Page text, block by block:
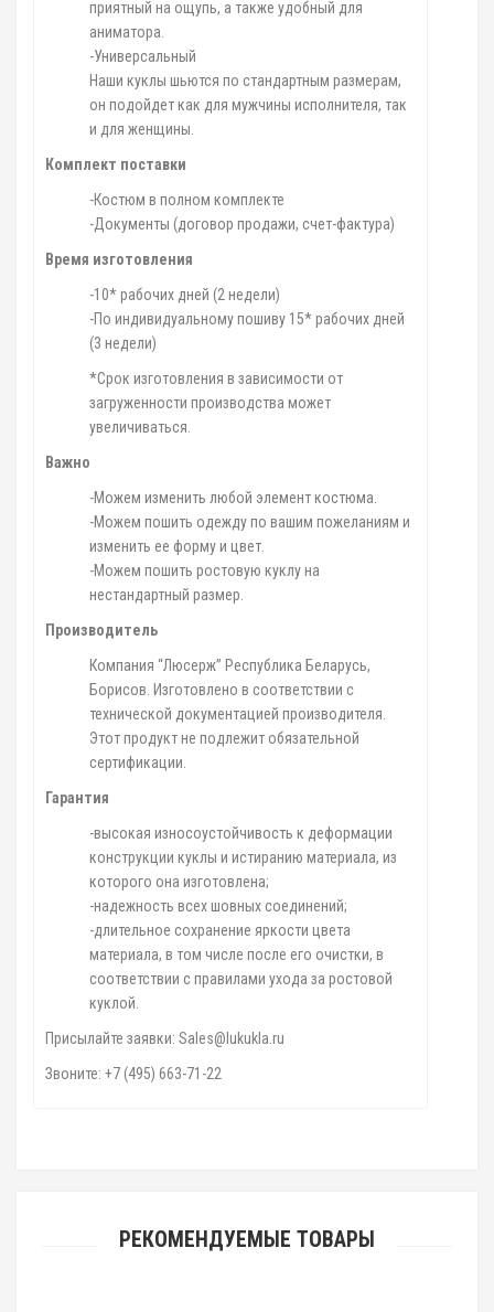
приятный на ощупь, а также удобный для
аниматора.
-Универсальный
Наши куклы шьются по стандартным размерам,
он подойдет как для мужчины исполнителя, так
и для женщины.
Комплект поставки
-Костюм в полном комплекте
-Документы (договор продажи, счет-фактура)
Время изготовления
-10* рабочих дней (2 недели)
-По индивидуальному пошиву 15* рабочих дней
(3 недели)
*Срок изготовления в зависимости от
загруженности производства может
увеличиваться.
Важно
-Можем изменить любой элемент костюма.
-Можем пошить одежду по вашим пожеланиям и
изменить ее форму и цвет.
-Можем пошить ростовую куклу на
нестандартный размер.
Производитель
Компания “Люсерж” Республика Беларусь,
Борисов. Изготовлено в соответствии с
технической документацией производителя.
Этот продукт не подлежит обязательной
сертификации.
Гарантия
-высокая износоустойчивость к деформации
конструкции куклы и истиранию материала, из
которого она изготовлена;
-надежность всех шовных соединений;
-длительное сохранение яркости цвета
материала, в том числе после его очистки, в
соответствии с правилами ухода за ростовой
куклой.
Присылайте заявки: Sales@lukukla.ru
Звоните: +7 (495) 663-71-22
РЕКОМЕНДУЕМЫЕ ТОВАРЫ